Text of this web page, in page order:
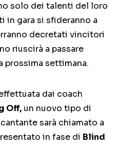
solo dei talenti del loro
in gara si sfideranno a
decretati vincitori
riuscirà a passare
prossima settimana.
dai coach
Off, un nuovo tipo di
sarà chiamato a
in fase di Blind